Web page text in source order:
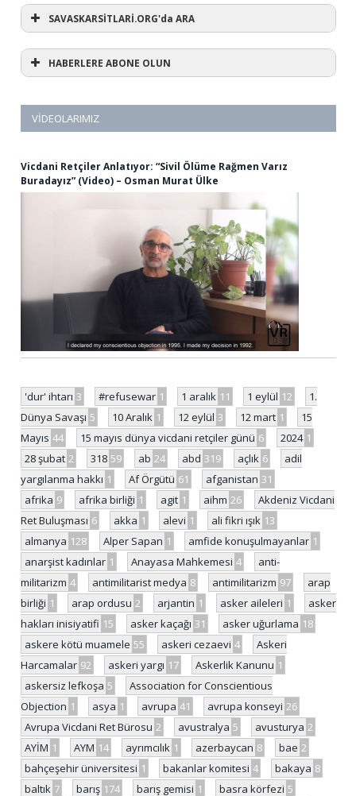
SAVASKARSİTLARİ.ORG'da ARA
HABERLERE ABONE OLUN
VIDEOLARIMIZ
Vicdani Retçiler Anlatıyor: “Sivil Ölüme Rağmen Varız
Buradayız” (Video) – Osman Murat Ülke
'dur' ihtarı 3 #refusewar 1 1 aralık 11 1 eylül 12
1.
Dünya Savaşı 5 10 Aralık 1 12 eylül 3 12 mart 1
15
Mayıs 44 15 mayıs dünya vicdani retçiler günü 6 2024 1
28 şubat 2 318 59 ab 24 abd 319 açlık 6
adil
yargılanma hakkı 1 Af Örgütü 61 afganistan 31
afrika 9 afrika birliği 1 agit 1 aihm 26
Akdeniz Vicdani
Ret Buluşması 6 akka 1 alevi 1 ali fikri ışık 13
almanya 128 Alper Sapan 1 amfide konuşulmayanlar 1
anarşist kadınlar 1 Anayasa Mahkemesi 4
anti-
militarizm 4 antimilitarist medya 8 antimilitarizm 97
arap
birliği 1 arap ordusu 2 arjantin 1 asker aileleri 1
asker
hakları inisiyatifi 15 asker kaçağı 31 asker uğurlama 18
askere kötü muamele 55 askeri cezaevi 4
Askeri
Harcamalar 92 askeri yargı 17 Askerlik Kanunu 1
askersiz lefkoşa 5
Association for Conscientious
Objection 1 asya 1 avrupa 41 avrupa konseyi 26
Avrupa Vicdani Ret Bürosu 2 avustralya 5 avusturya 2
AYİM 1 AYM 14 ayrımcılık 1 azerbaycan 8 bae 2
bahçeşehir üniversitesi 1 bakanlar komitesi 4 bakaya 8
baltık 7 barış 174 barış gemisi 1 basra körfezi 5